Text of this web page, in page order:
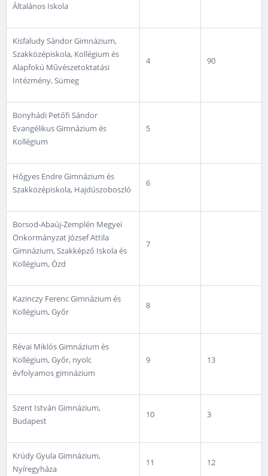
Általános Iskola
Kisfaludy Sándor Gimnázium,
Szakközépiskola, Kollégium és
Alapfokú Művészetoktatási
Intézmény, Sümeg
4 90
Bonyhádi Petőfi Sándor
Evangélikus Gimnázium és
Kollégium
5
Hőgyes Endre Gimnázium és
Szakközépiskola, Hajdúszoboszló
6
Borsod-Abaúj-Zemplén Megyei
Önkormányzat József Attila
Gimnázium, Szakképző Iskola és
Kollégium, Ózd
7
Kazinczy Ferenc Gimnázium és
Kollégium, Győr
8
Révai Miklós Gimnázium és
Kollégium, Győr, nyolc
évfolyamos gimnázium
9 13
Szent István Gimnázium,
Budapest
10 3
Krúdy Gyula Gimnázium,
Nyíregyháza
11 12